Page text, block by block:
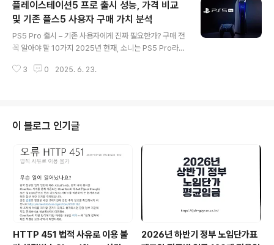
도입해 전용 최적화를 이뤄냈습니다.특히 16GB 메모리 구
성 중 대부분을 GPU에 할당하고, 1TB NVMe SSD를 탑
재함으로써 기존 Xbox One 대비 최대 8배 빠른 처리 능
력과 약 40초 단축된 로딩 속도를 기록했습니다. 고성능
하드코어 게이머는 물론, 차세대 콘솔 사용자 모두가 주목
할 만한 기기지만, 새롭게 접하는 분들을 위해 자주 발생..
플레이스테이션5 프로 출시 성능, 가격 비교
및 기존 플스5 사용자 구매 가치 분석
PS5 Pro 출시 – 기존 사용자에게 진짜 필요한가? 구매 전
꼭 알아야 할 10가지 2025년 현재, 소니는 PS5 Pro라는
운 모델을 선보였습니다. PS5 Slim과 디지털 에디션이 주
강화된 레이 트레이싱 성능까지... 모든 것이 기존 PS5와
는 분명한 차이를 만들어내고 있죠.하지만 성능 향상이 곧
바로 구매 가치로 이어질 수 있을까요? 이미 PS5를 보유
하고 있는 사용자라면, 업그레이드에 앞서 신중한 판단이
필요합니다. 이번 글에서는 PS5 Pro의 핵심 스펙과 기능
을 짚..
3 0 2025. 6. 23.
이 블로그 인기글
HTTP 451 법적 사유로 이용 불
2026년 하반기 정부 노임단가표